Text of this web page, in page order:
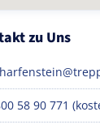
zu Uns
58 90 771